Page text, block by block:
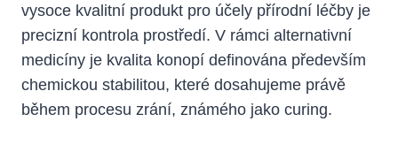
vysoce kvalitní produkt pro účely přírodní léčby je
precizní kontrola prostředí. V rámci alternativní
medicíny je kvalita konopí definována především
chemickou stabilitou, které dosahujeme právě
během procesu zrání, známého jako curing.